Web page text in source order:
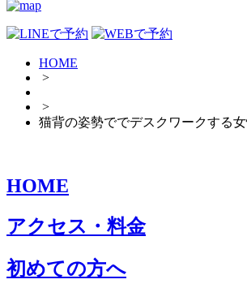
HOME
>
>
猫背の姿勢ででデスクワークする
HOME
アクセス・料金
初めての方へ